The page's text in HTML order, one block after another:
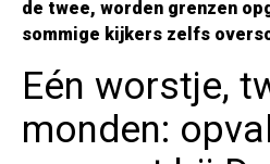
de twee, worden grenzen
sommige kijkers zelfs
Eén worstje,
monden: